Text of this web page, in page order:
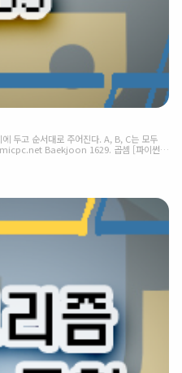
두고 순서대로 주어진다. A, B, C는 모두
Baekjoon 1629. 곱셈 [파이썬
고 싶다. 단 구하려는 수가 매우 커질 수
을 작성하시오. 입력 첫째 줄에 A, B, C가
모두 2,147,483,647 이하의 자연수이다.
간초과 발생 짝수 일 경우..